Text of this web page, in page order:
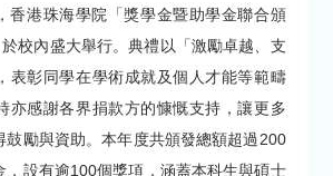
香港珠海學院「獎學金暨助學金聯合頒
校內盛大舉行。典禮以「激勵卓越、支
表彰同學在學術成就及個人才能等範疇
亦感謝各界捐款方的慷慨支持，讓更多
鼓勵與資助。本年度共頒發總額超過200
，設有逾100個獎項，涵蓋本科生與碩士